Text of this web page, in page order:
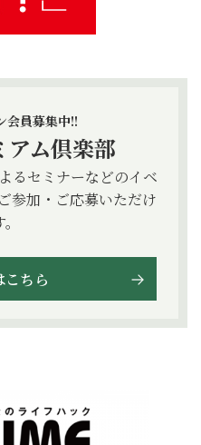
会員募集中!!
アム倶楽部
るセミナーなどのイベ
参加・ご応募いただけ
こちら